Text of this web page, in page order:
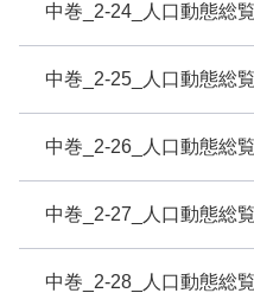
中巻_2-24_人口動態総
中巻_2-25_人口動態総
中巻_2-26_人口動態総
中巻_2-27_人口動態総
中巻_2-28_人口動態総